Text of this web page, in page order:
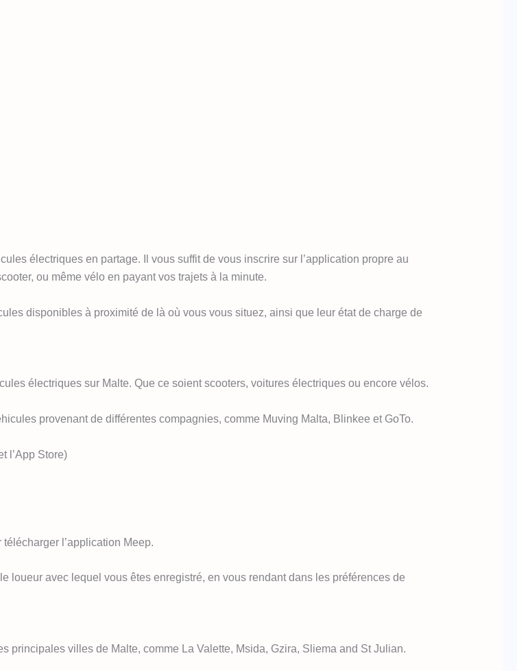
électriques en partage. Il vous suffit de vous inscrire sur l’application propre au
ou même vélo en payant vos trajets à la minute.
disponibles à proximité de là où vous vous situez, ainsi que leur état de charge de
électriques sur Malte. Que ce soient scooters, voitures électriques ou encore vélos.
provenant de différentes compagnies, comme Muving Malta, Blinkee et GoTo.
l’App Store)
l’application Meep.
loueur avec lequel vous êtes enregistré, en vous rendant dans les préférences de
principales villes de Malte, comme La Valette, Msida, Gzira, Sliema and St Julian.